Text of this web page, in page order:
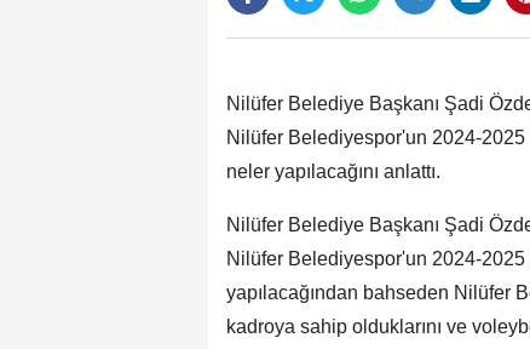
Nilüfer Belediye Başkanı Şadi
Nilüfer Belediyespor'un 2024-
neler yapılacağını anlattı.
Nilüfer Belediye Başkanı Şadi
Nilüfer Belediyespor'un 2024-
yapılacağından bahseden Nilüfer
kadroya sahip olduklarını ve